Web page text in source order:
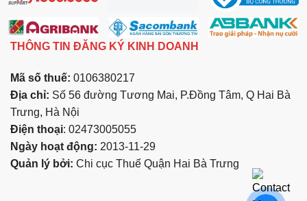
THÔNG TIN ĐĂNG KÝ KINH DOANH
Mã số thuế: 0106380217
Địa chỉ: Số 56 đường Tương Mai, P.Đồng Tâm, Q Hai Bà
Trưng, Hà Nội
Điện thoại: 02473005055
Ngày hoạt động: 2013-11-29
Quản lý bởi: Chi cục Thuế Quận Hai Bà Trưng